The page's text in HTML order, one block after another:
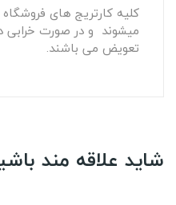
کلیه کارتریج های فروشگاه
میشوند و در صورت خرابی
تعویض می باشند.
شاید علاقه مند